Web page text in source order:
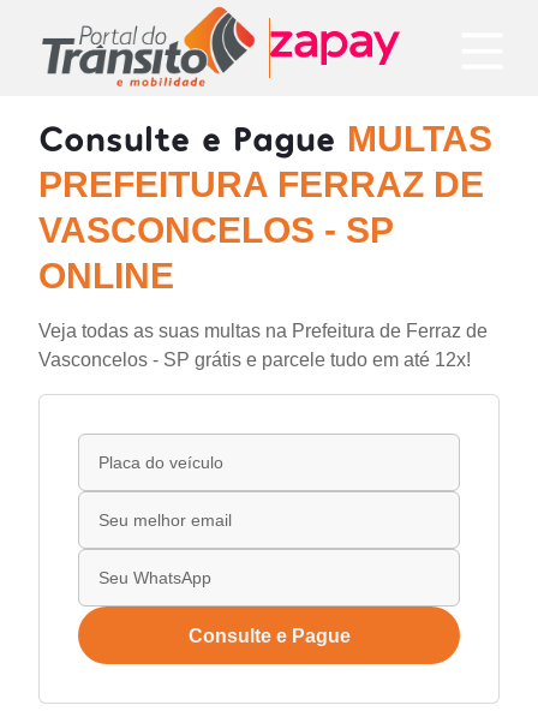
Consulte e Pague MULTAS
PREFEITURA FERRAZ DE
VASCONCELOS - SP
ONLINE
Veja todas as suas multas na Prefeitura de Ferraz de
Vasconcelos - SP grátis e parcele tudo em até 12x!
Consulte e Pague